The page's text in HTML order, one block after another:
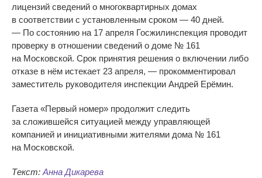
лицензий сведений о многоквартирных домах
в соответствии с установленным сроком — 40 дней.
— По состоянию на 17 апреля Госжилинспекция проводит
проверку в отношении сведений о доме № 161
на Московской. Срок принятия решения о включении либо
отказе в нём истекает 23 апреля, — прокомментировал
заместитель руководителя инспекции Андрей Ерёмин.
Газета «Первый номер» продолжит следить
за сложившейся ситуацией между управляющей
компанией и инициативными жителями дома № 161
на Московской.
Текст: Анна Дикарева